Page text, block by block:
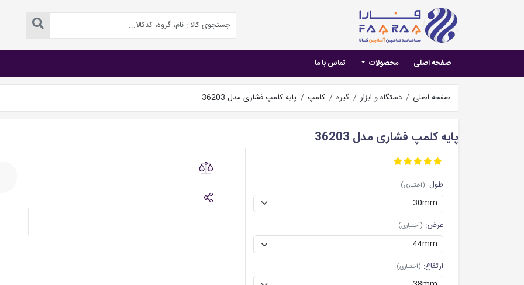
صفحه اصلی محصولات تماس با ما
صفحه اصلی دستگاه و ابزار گیره کلمپ پایه کلمپ فشاری مدل 36203
پایه کلمپ فشاری مدل 36203
طول: (اختیاری)
عرض: (اختیاری)
ارتفاع: (اختیاری)